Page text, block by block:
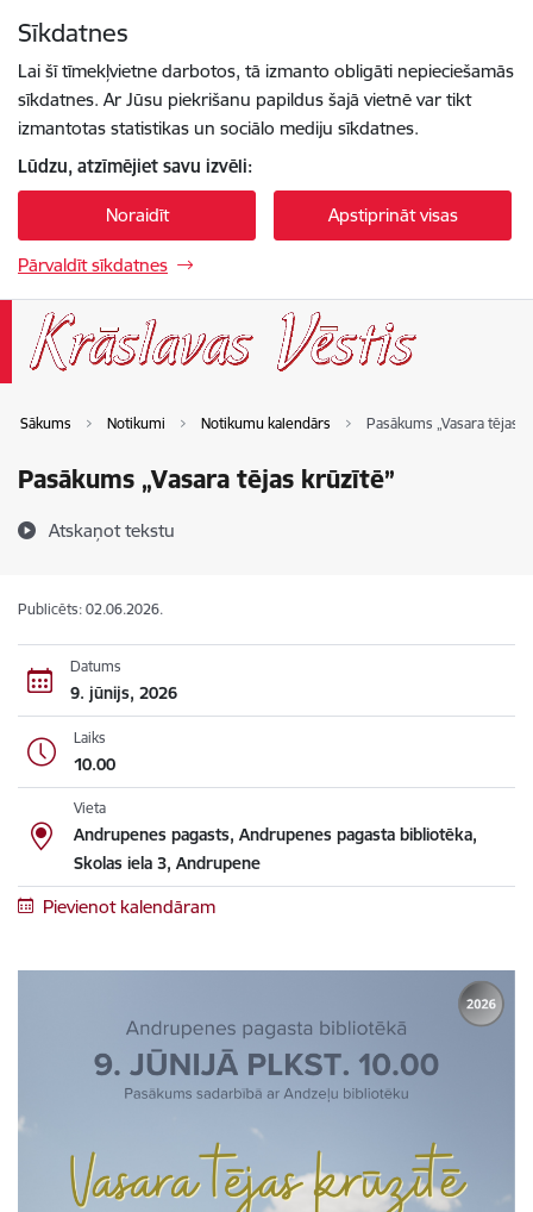
Sīkdatnes
Lai šī tīmekļvietne darbotos, tā izmanto obligāti nepieciešamās
sīkdatnes. Ar Jūsu piekrišanu papildus šajā vietnē var tikt
izmantotas statistikas un sociālo mediju sīkdatnes.
Lūdzu, atzīmējiet savu izvēli:
Noraidīt Apstiprināt visas
Pārvaldīt sīkdatnes
Sākums Notikumi Notikumu kalendārs Pasākums „Vasara tējas
Pasākums „Vasara tējas krūzītē”
Atskaņot tekstu
Publicēts: 02.06.2026.
Datums
9. jūnijs, 2026
Laiks
10.00
Vieta
Andrupenes pagasts, Andrupenes pagasta bibliotēka,
Skolas iela 3, Andrupene
Pievienot kalendāram